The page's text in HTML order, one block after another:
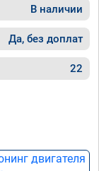
В наличии
Да, без доплат
22